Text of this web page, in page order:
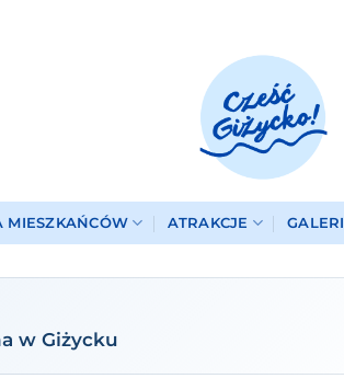
MIESZKAŃCÓW ATRAKCJE
w Giżycku